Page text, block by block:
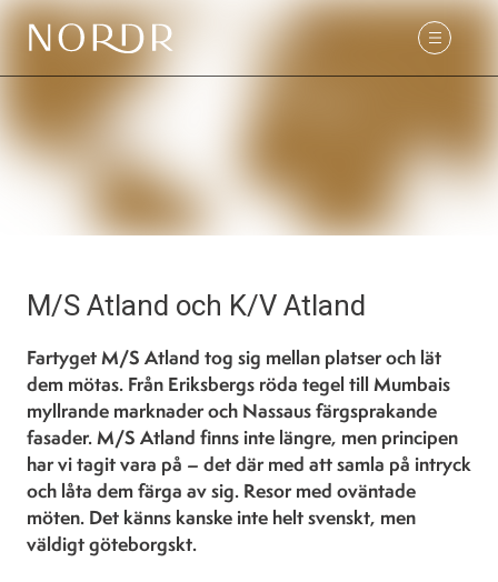
M/S Atland och K/V Atland
Fartyget M/S Atland tog sig mellan platser och lät
dem mötas. Från Eriksbergs röda tegel till Mumbais
myllrande marknader och Nassaus färgsprakande
fasader. M/S Atland finns inte längre, men principen
har vi tagit vara på – det där med att samla på intryck
och låta dem färga av sig. Resor med oväntade
möten. Det känns kanske inte helt svenskt, men
väldigt göteborgskt.